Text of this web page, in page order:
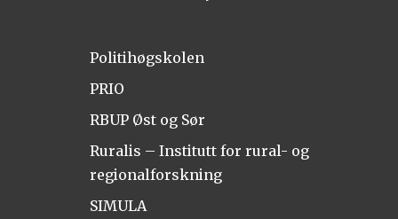
Politihøgskolen
PRIO
RBUP Øst og Sør
Ruralis – Institutt for rural- og
regionalforskning
SIMULA